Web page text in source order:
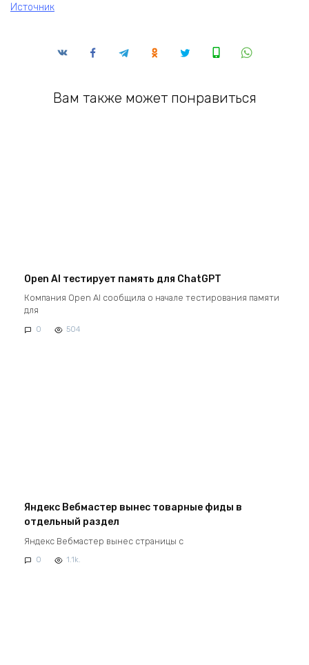
Источник
Вам также может понравиться
Open AI тестирует память для ChatGPT
Компания Open AI сообщила о начале тестирования памяти
для
0 504
Яндекс Вебмастер вынес товарные фиды в
отдельный раздел
Яндекс Вебмастер вынес страницы с
0 1.1k.